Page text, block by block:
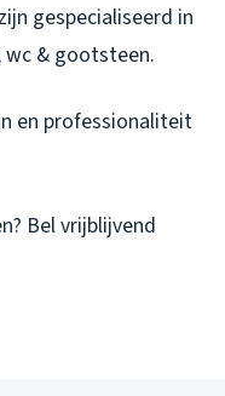
gespecialiseerd in
& gootsteen.
en professionaliteit
Bel vrijblijvend